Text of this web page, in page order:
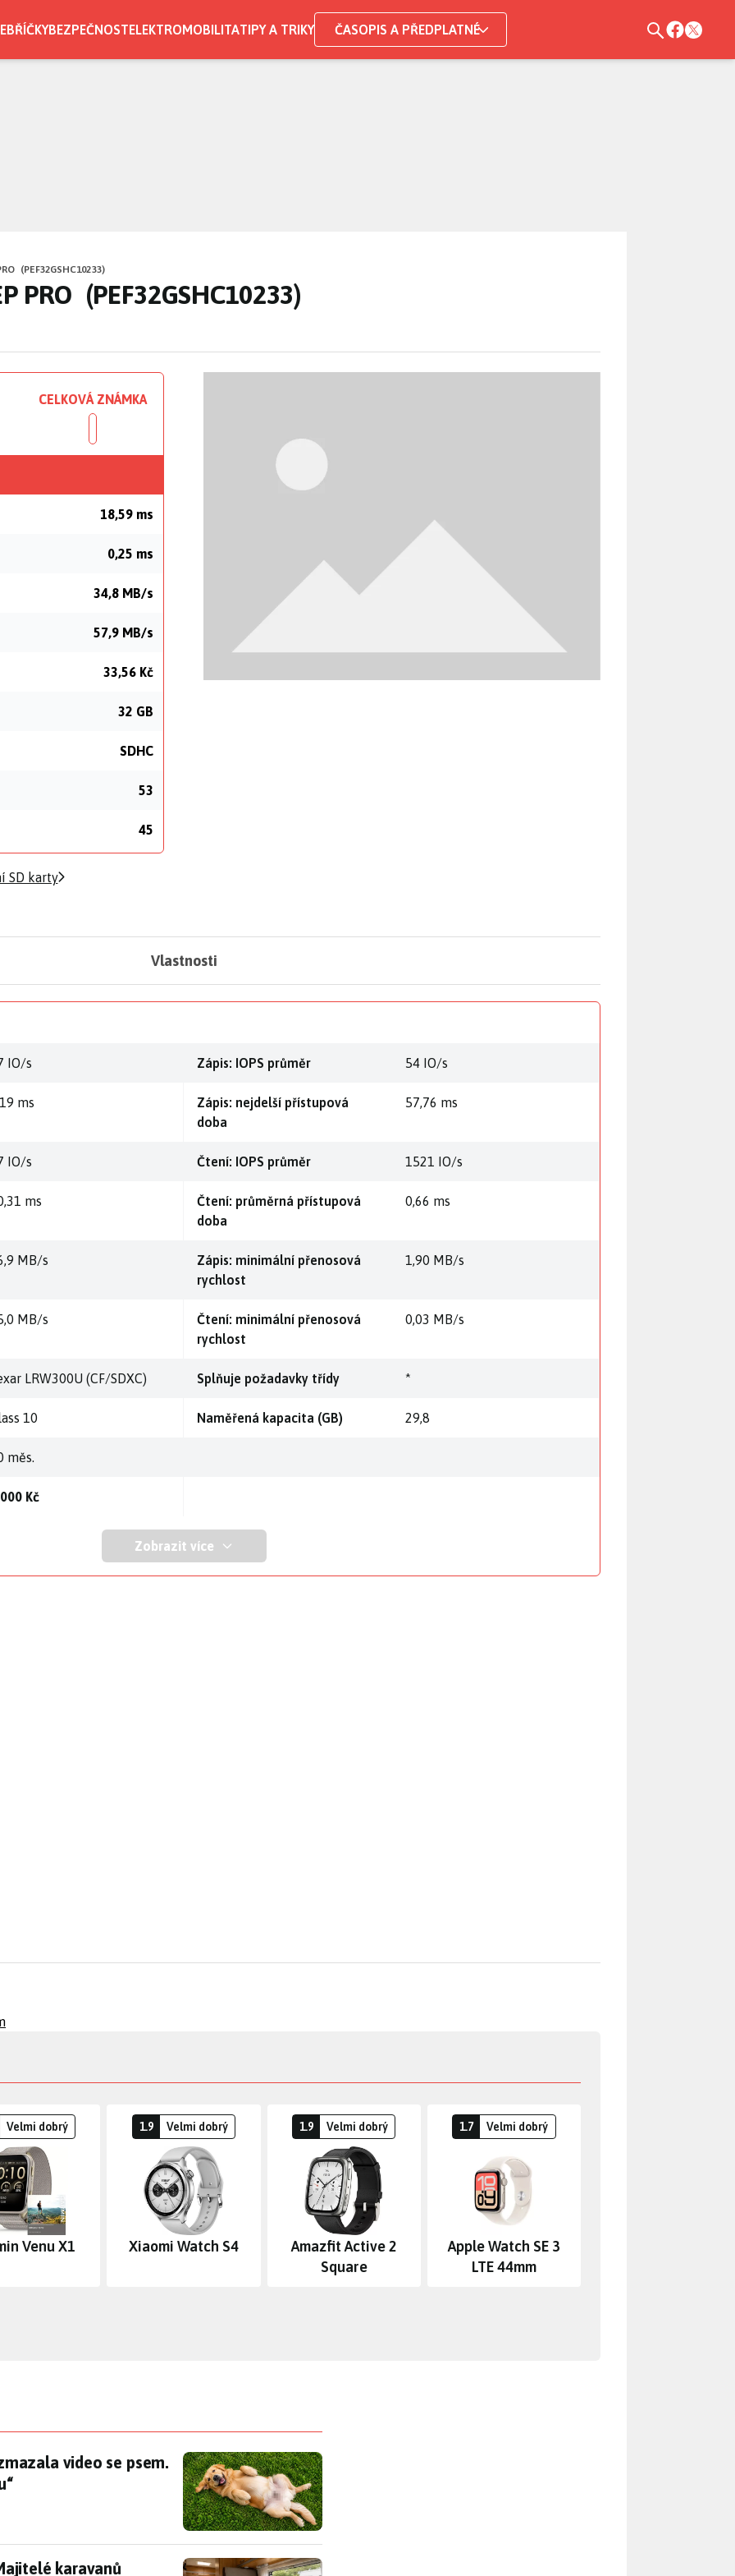
BEZPEČNOSTELEKTROMOBILITATIPY A TRIKY ČASOPIS A PŘEDPLATNÉ
(PEF32GSHC10233)
PRO (PEF32GSHC10233)
CELKOVÁ ZNÁMKA
18,59 ms
0,25 ms
34,8 MB/s
57,9 MB/s
33,56 Kč
32 GB
SDHC
53
45
SD karty
Vlastnosti
IO/s Zápis: IOPS průměr 54 IO/s
ms
Zápis: nejdelší přístupová
doba
57,76 ms
IO/s Čtení: IOPS průměr 1521 IO/s
ms
Čtení: průměrná přístupová
doba
0,66 ms
MB/s
Zápis: minimální přenosová
rychlost
1,90 MB/s
MB/s
Čtení: minimální přenosová
rychlost
0,03 MB/s
LRW300U (CF/SDXC) Splňuje požadavky třídy *
10 Naměřená kapacita (GB) 29,8
měs.
Kč
Zobrazit více
Velmi dobrý
Venu X1
1.9 Velmi dobrý
Xiaomi Watch S4
1.9 Velmi dobrý
Amazfit Active 2
Square
1.7 Velmi dobrý
Apple Watch SE 3
LTE 44mm
video se psem. Apple mu na bříšku našel „nahotu“
video se psem.
karavanů schválně nechávají v autě svůj starý mobil
karavanů